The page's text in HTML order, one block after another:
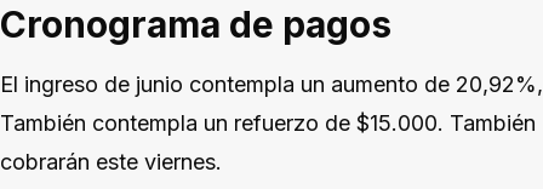
Cronograma de pagos
El ingreso de junio contempla un aumento de
También contempla un refuerzo de $15.000.
cobrarán este viernes.